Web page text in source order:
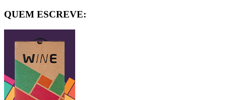
QUEM ESCREVE: